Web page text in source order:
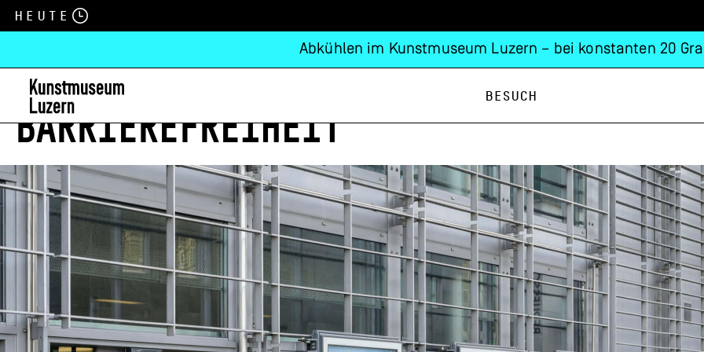
Heute
Abkühlen im Kunstmuseum Luzern – bei konstanten 20
Besuch
BARRIEREFREIHEIT